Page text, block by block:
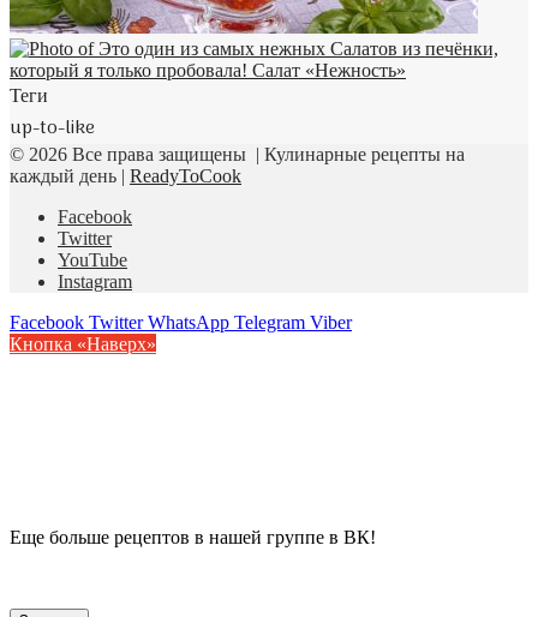
Теги
up-to-like
© 2026 Все права защищены | Кулинарные рецепты на
каждый день | ReadyToCook
Facebook
Twitter
YouTube
Instagram
Facebook Twitter WhatsApp Telegram Viber
Кнопка «Наверх»
Еще больше рецептов в нашей группе в ВК!